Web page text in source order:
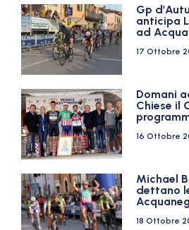
Gp
anticipa
ad
17 Ottobre
Domani
Chiese il
16 Ottobre
Michael
dettano
18 Ottobre